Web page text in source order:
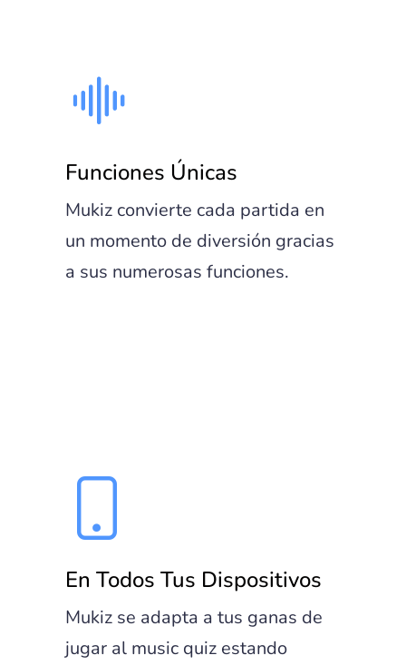
Funciones Únicas
Mukiz convierte cada partida en
un momento de diversión gracias
a sus numerosas funciones.
En Todos Tus Dispositivos
Mukiz se adapta a tus ganas de
jugar al music quiz estando